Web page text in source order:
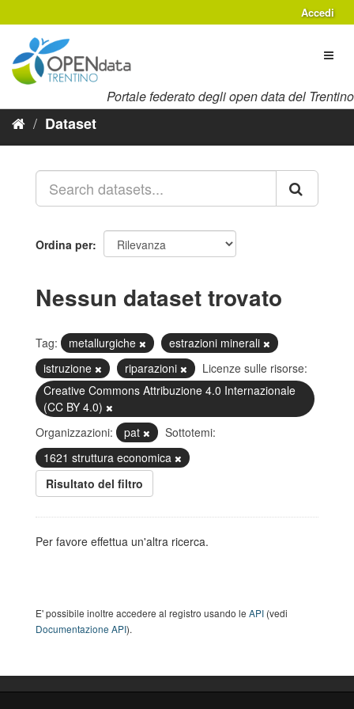
al
contenuto
Accedi
Portale federato degli open data del Trentino
Dataset
Ordina per
Nessun dataset trovato
Tag: metallurgiche
estrazioni minerali
istruzione
riparazioni
Licenze sulle risorse:
Creative Commons Attribuzione 4.0 Internazionale
(CC BY 4.0)
Organizzazioni:
pat
Sottotemi:
1621 struttura economica
Risultato del filtro
Per favore effettua un'altra ricerca.
E' possibile inoltre accedere al registro usando le API (vedi
Documentazione API).